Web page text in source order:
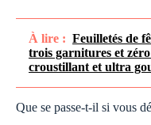
À lire : Feuilletés de
trois garnitures et
croustillant et ultra
Que se passe-t-il si vous